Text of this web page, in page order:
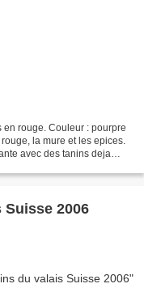
en rouge. Couleur : pourpre
la mure et les epices.
avec des tanins deja
2006